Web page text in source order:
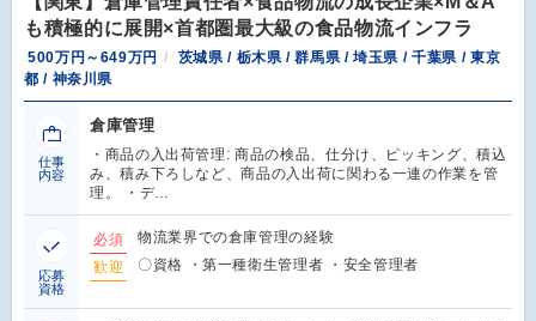
も積極的に展開×首都圏最大級の食品物流インフラ
500万円～649万円
茨城県 / 栃木県 / 群馬県 / 埼玉県 / 千葉県 / 東京
都 / 神奈川県
仕事
内容
倉庫管理
・商品の入出荷管理: 商品の検品、仕分け、ピッキング、積込
み、積み下ろしなど、商品の入出荷に関わる一連の作業を管
理。 ・デ…
応募
資格
必須
物流業界での倉庫管理の経験
歓迎
〇資格 ・第一種衛生管理者 ・安全管理者